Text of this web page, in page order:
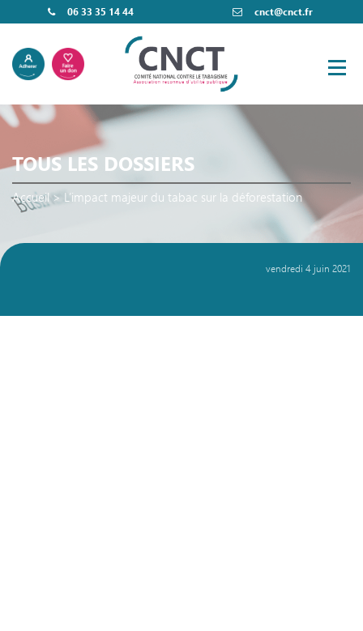
06 33 35 14 44 cnct@cnct.fr
TOUS LES DOSSIERS
Accueil> L’impact majeur du tabac sur la déforestation
vendredi 4 juin 2021